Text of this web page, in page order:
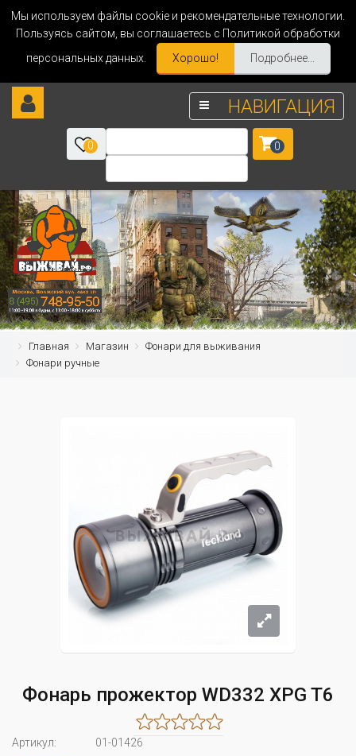
Мы используем файлы cookie и рекомендательные технологии.
Пользуясь сайтом, вы соглашаетесь с Политикой обработки
персональных данных.
Хорошо! Подробнее...
НАВИГАЦИЯ
0 0
Главная Магазин
Фонари для выживания
Фонари ручные
Фонарь прожектор WD332 XPG T6
Артикул:
01-01426